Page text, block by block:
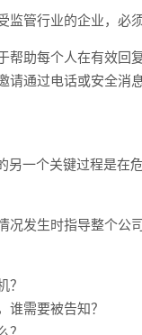
监管行业的企业，必
帮助每个人在有效回
请通过电话或安全消
另一个关键过程是在
况发生时指导整个公
？
谁需要被告知？
？